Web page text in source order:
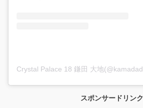
スポンサードリンク